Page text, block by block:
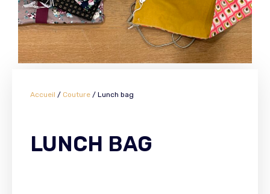
Accueil / Couture / Lunch bag
LUNCH BAG